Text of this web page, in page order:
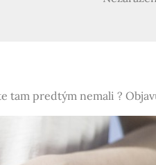
tam predtým nemali ?